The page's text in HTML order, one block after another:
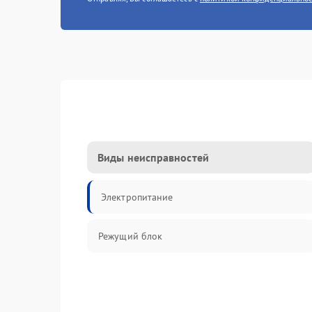
Виды неисправностей
Электропитание
Режущий блок